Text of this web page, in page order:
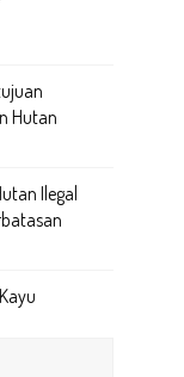
Hutan
Ilegal